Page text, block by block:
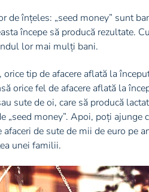
de înțeles: „seed money” sunt
începe să producă rezultate.
lor mai mulți bani.
tip de afacere aflată la
orice fel de afacere aflată la
sute de oi, care să producă
„seed money”. Apoi, poți
afaceri de sute de mii de euro pe
unei familii.